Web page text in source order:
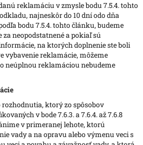
reklamáciu v zmysle bodu 7.5.4. tohto
najneskôr do 10 dní odo dňa
bodu 7.5.4. tohto článku, budeme
za neopodstatnené a pokiaľ sú
na ktorých doplnenie ste boli
vybavenie reklamácie, môžeme
neúplnou reklamáciou nebudeme
rozhodnutia, ktorý zo spôsobov
v bode 7.6.3. a 7.6.4. až 7.6.8
v primeranej lehote, ktorú
vady a na opravu alebo výmenu veci s